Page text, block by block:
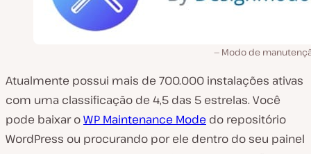
Modo de
Atualmente possui mais de 700.000 instalações ativas
com uma classificação de 4,5 das 5 estrelas. Você
pode baixar oWP Maintenance Mode do repositório
WordPress ou procurando por ele dentro do seu painel